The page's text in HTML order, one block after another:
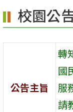
校園公
公告主旨
轉
國
服
請